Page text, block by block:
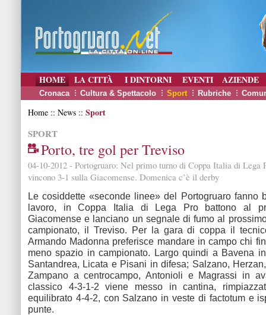
HOME LA CITTÀ I DINTORNI EVENTI AZIENDE
Cronaca Cultura & Spettacolo Sport Rubriche
Home :: News :: Sport
SPORT
Porto, tre gol per Treviso
04-10-2012 - Portogruaro: Nel primo turno di Coppa Italia di Lega
vincono 3-1 sulla Giacomense. Domenica c’è il derby
Le cosiddette «seconde linee» del Portogruaro fanno
lavoro, in Coppa Italia di Lega Pro battono al
Giacomense e lanciano un segnale di fumo al
campionato, il Treviso. Per la gara di coppa il
Armando Madonna preferisce mandare in campo chi
meno spazio in campionato. Largo quindi a Bavena
Santandrea, Licata e Pisani in difesa; Salzano,
Zampano a centrocampo, Antonioli e Magrassi in
classico 4-3-1-2 viene messo in cantina,
equilibrato 4-4-2, con Salzano in veste di factotum e
punte.